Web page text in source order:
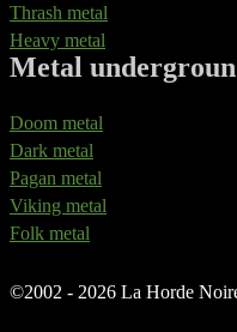
Thrash metal
Heavy metal
Metal
Doom metal
Dark metal
Pagan metal
Viking metal
Folk metal
©2002 - 2026 La Horde